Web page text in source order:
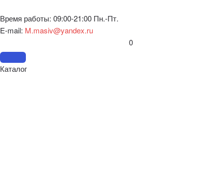
Время работы: 09:00-21:00 Пн.-Пт.
E-mail: M.masiv@yandex.ru
0
Каталог